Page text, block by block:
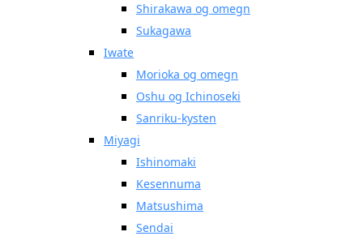
Shirakawa og omegn
Sukagawa
Iwate
Morioka og omegn
Oshu og Ichinoseki
Sanriku-kysten
Miyagi
Ishinomaki
Kesennuma
Matsushima
Sendai